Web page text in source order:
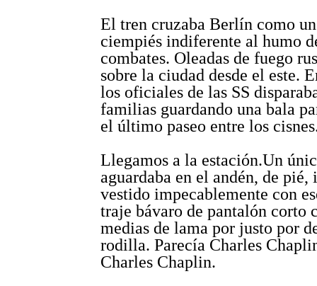
El tren cruzaba Berlín como
ciempiés indiferente al humo
combates. Oleadas de fuego
sobre la ciudad desde el este.
los oficiales de las SS
familias guardando una bala
el último paseo entre los
Llegamos a la estación.Un
aguardaba en el andén, de
vestido impecablemente con
traje bávaro de pantalón corto
medias de lama por justo por
rodilla. Parecía Charles
Charles Chaplin.